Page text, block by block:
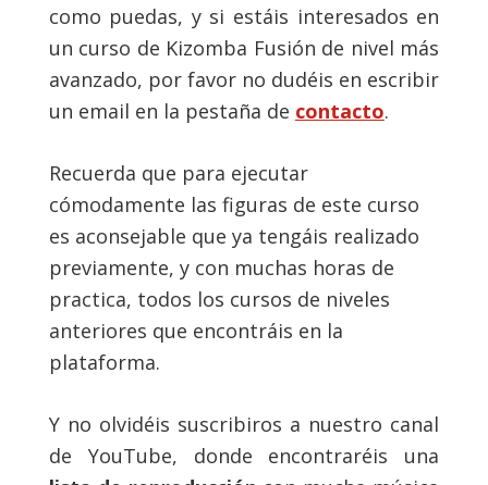
como puedas, y si estáis interesados en
un curso de Kizomba Fusión de nivel más
avanzado, por favor no dudéis en escribir
un email en la pestaña de contacto.
Recuerda que para ejecutar
cómodamente las figuras de este curso
es aconsejable que ya tengáis realizado
previamente, y con muchas horas de
practica, todos los cursos de niveles
anteriores que encontráis en la
plataforma.
Y no olvidéis suscribiros a nuestro canal
de YouTube, donde encontraréis una